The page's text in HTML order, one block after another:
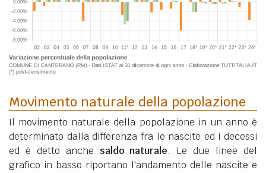
Movimento naturale della popolazione
Il movimento naturale della popolazione in un anno è
determinato dalla differenza fra le nascite ed i decessi
ed è detto anche saldo naturale. Le due linee del
grafico in basso riportano l'andamento delle nascite e